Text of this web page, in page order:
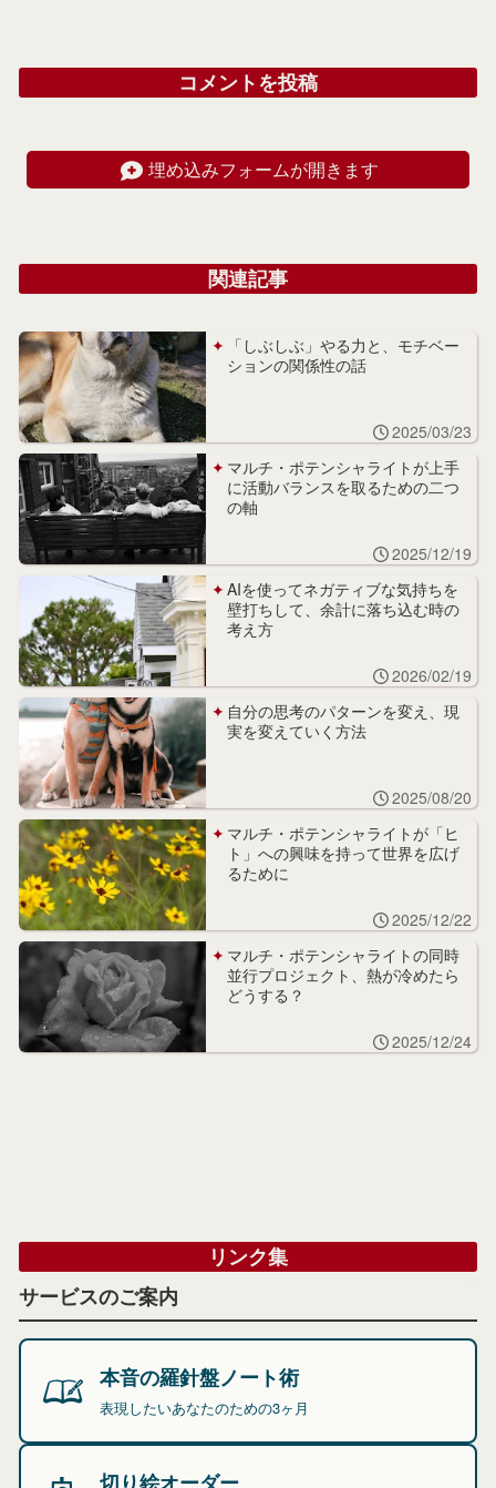
コメントを投稿
埋め込みフォームが開きます
関連記事
「しぶしぶ」やる力と、モチベー
ションの関係性の話
2025/03/23
マルチ・ポテンシャライトが上手
に活動バランスを取るための二つ
の軸
2025/12/19
AIを使ってネガティブな気持ちを
壁打ちして、余計に落ち込む時の
考え方
2026/02/19
自分の思考のパターンを変え、現
実を変えていく方法
2025/08/20
マルチ・ポテンシャライトが「ヒ
ト」への興味を持って世界を広げ
るために
2025/12/22
マルチ・ポテンシャライトの同時
並行プロジェクト、熱が冷めたら
どうする？
2025/12/24
リンク集
サービスのご案内
本音の羅針盤ノート術
表現したいあなたのための3ヶ月